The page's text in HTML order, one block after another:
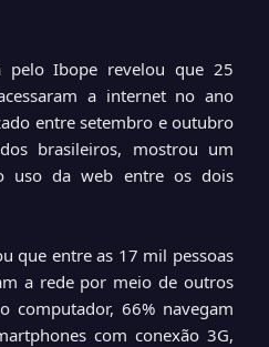
pelo Ibope revelou que 25
a internet no ano
entre setembro e outubro
brasileiros, mostrou um
uso da web entre os dois
que entre as 17 mil pessoas
a rede por meio de outros
computador, 66% navegam
com conexão 3G,